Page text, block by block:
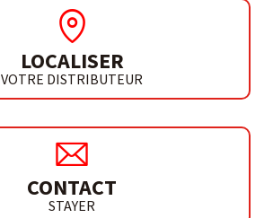
LOCALISER
VOTRE DISTRIBUTEUR
CONTACT
STAYER